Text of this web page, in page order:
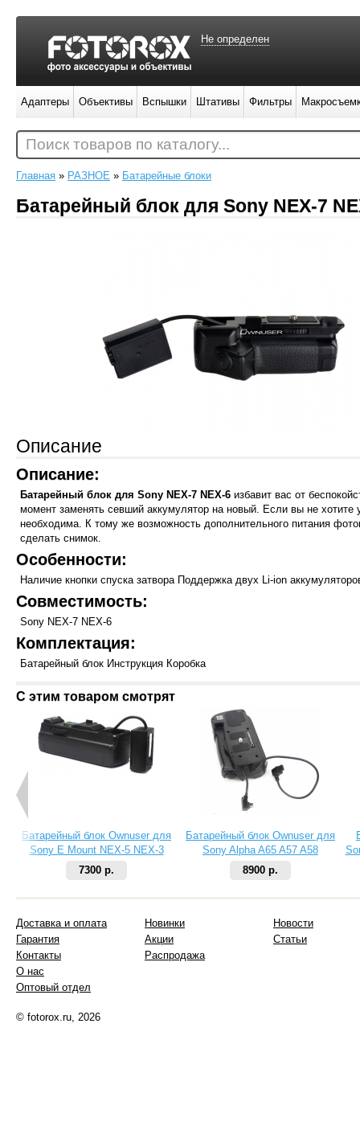
Главная » РАЗНОЕ » Батарейные блоки
Батарейный блок для Sony NEX-7
Описание
Описание:
Батарейный блок для Sony NEX-7 NEX-6 избавит вас от
момент заменять севший аккумулятор на новый. Если вы не
необходима. К тому же возможность дополнительного питания
сделать снимок.
Особенности:
Наличие кнопки спуска затвора Поддержка двух Li-ion
Совместимость:
Sony NEX-7 NEX-6
Комплектация:
Батарейный блок Инструкция Коробка
С этим товаром смотрят
Батарейный блок Ownuser для
Sony E Mount NEX-5 NEX-3
NEX-5C (Black)
7300 р.
Батарейный блок Ownuser для
Sony Alpha A65 A57 A58
8900 р.
Не определен
Адаптеры Объективы Вспышки Штативы Фильтры
Поиск товаров по каталогу...
Доставка и оплата
Гарантия
Контакты
О нас
Оптовый отдел
Новинки
Акции
Распродажа
Новости
Статьи
© fotorox.ru, 2026